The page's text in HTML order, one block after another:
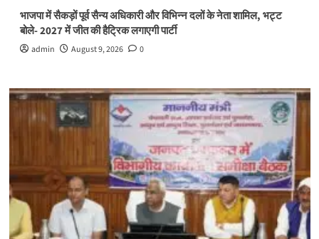
भाजपा में सैकड़ों पूर्व सैन्य अधिकारी और विभिन्न दलों के नेता शामिल, भट्ट
बोले- 2027 में जीत की हैट्रिक लगाएगी पार्टी
admin August 9, 2026 0